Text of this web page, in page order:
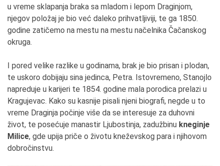
u vreme sklapanja braka sa mladom i lepom Draginjom,
njegov položaj je bio već daleko prihvatljiviji, te ga 1850.
godine zatičemo na mestu na mestu načelnika Čačanskog
okruga.
I pored velike razlike u godinama, brak je bio prisan i plodan,
te uskoro dobijaju sina jedinca, Petra. Istovremeno, Stanojlo
napreduje u karijeri te 1854. godine mala porodica prelazi u
Kragujevac. Kako su kasnije pisali njeni biografi, negde u to
vreme Draginja počinje više da se interesuje za duhovni
život, te posećuje manastir Ljubostinja, zadužbinu kneginje
Milice, gde upija priče o životu kneževskog para i njihovom
dobročinstvu.